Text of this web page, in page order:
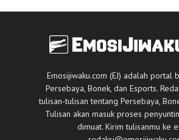
Emosijiwaku.com (EJ) adalah portal
Persebaya, Bonek, dan Esports.
tulisan-tulisan tentang Persebaya,
Tulisan akan masuk proses
dimuat. Kirim tulisanmu ke